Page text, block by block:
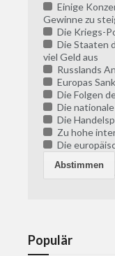
Einige
Gewinne zu
Die Kriegs-
Die Staaten
viel Geld aus
Russlands
Europas
Die Folgen
Die
Die
Zu hohe
Die
Populär